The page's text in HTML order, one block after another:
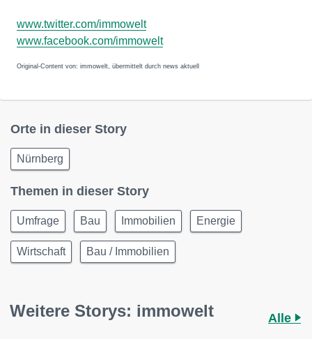
www.twitter.com/immowelt
www.facebook.com/immowelt
Original-Content von: immowelt, übermittelt durch news aktuell
Orte in dieser Story
Nürnberg
Themen in dieser Story
Umfrage Bau Immobilien Energie
Wirtschaft Bau / Immobilien
Weitere Storys: immowelt Alle